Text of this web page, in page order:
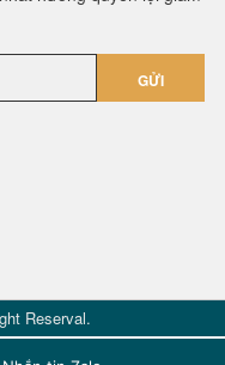
GỬI
Reserval.